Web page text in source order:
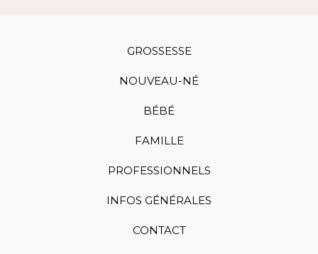
GROSSESSE
NOUVEAU-NÉ
BÉBÉ
FAMILLE
PROFESSIONNELS
INFOS GÉNÉRALES
CONTACT